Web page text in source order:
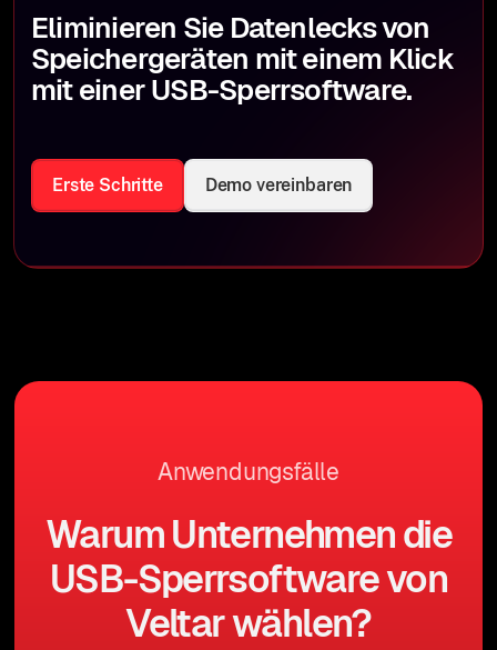
Eliminieren Sie Datenlecks von
Speichergeräten mit einem Klick
mit einer USB-Sperrsoftware.
Erste Schritte Demo vereinbaren
Anwendungsfälle
Warum Unternehmen die
USB-Sperrsoftware von
Veltar wählen?